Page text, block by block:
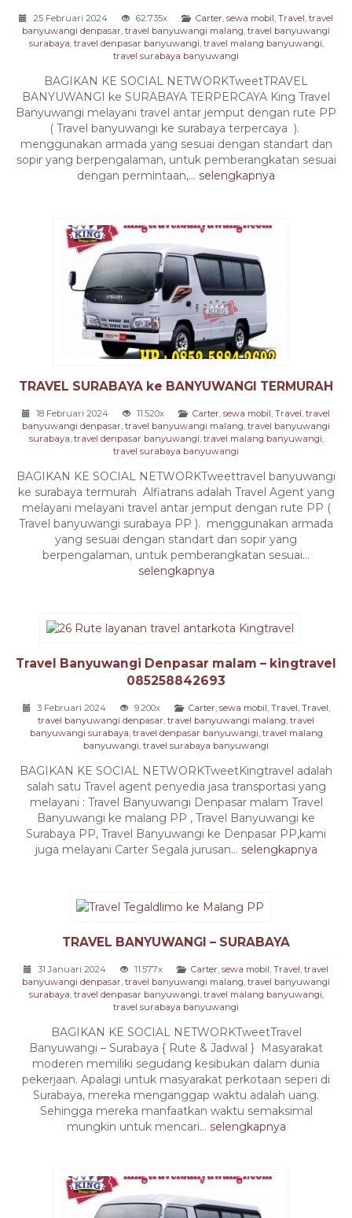
25 Februari 2024 62.735x Carter, sewa mobil, Travel, travel
banyuwangi denpasar, travel banyuwangi malang, travel banyuwangi
surabaya, travel denpasar banyuwangi, travel malang banyuwangi,
travel surabaya banyuwangi
BAGIKAN KE SOCIAL NETWORKTweetTRAVEL
BANYUWANGI ke SURABAYA TERPERCAYA King Travel
Banyuwangi melayani travel antar jemput dengan rute PP
( Travel banyuwangi ke surabaya terpercaya ).
menggunakan armada yang sesuai dengan standart dan
sopir yang berpengalaman, untuk pemberangkatan sesuai
dengan permintaan,... selengkapnya
TRAVEL SURABAYA ke BANYUWANGI TERMURAH
18 Februari 2024 11.520x Carter sewa mobil Travel travel
banyuwangi denpasar travel banyuwangi malang travel banyuwangi
surabaya travel denpasar banyuwangi travel malang banyuwangi
travel surabaya banyuwangi
BAGIKAN KE SOCIAL NETWORKTweettravel banyuwangi
ke surabaya termurah Alfiatrans adalah Travel Agent yang
melayani melayani travel antar jemput dengan rute PP (
Travel banyuwangi surabaya PP ). menggunakan armada
yang sesuai dengan standart dan sopir yang
berpengalaman, untuk pemberangkatan sesuai...
selengkapnya
Travel Banyuwangi Denpasar malam – kingtravel
085258842693
3 Februari 2024 9.200x Carter sewa mobil Travel Travel
travel banyuwangi denpasar travel banyuwangi malang travel
banyuwangi surabaya travel denpasar banyuwangi travel malang
banyuwangi travel surabaya banyuwangi
BAGIKAN KE SOCIAL NETWORKTweetKingtravel adalah
salah satu Travel agent penyedia jasa transportasi yang
melayani : Travel Banyuwangi Denpasar malam Travel
Banyuwangi ke malang PP , Travel Banyuwangi ke
Surabaya PP, Travel Banyuwangi ke Denpasar PP,kami
juga melayani Carter Segala jurusan... selengkapnya
TRAVEL BANYUWANGI – SURABAYA
31 Januari 2024 11.577x Carter sewa mobil Travel travel
banyuwangi denpasar travel banyuwangi malang travel banyuwangi
surabaya travel denpasar banyuwangi travel malang banyuwangi
travel surabaya banyuwangi
BAGIKAN KE SOCIAL NETWORKTweetTravel
Banyuwangi – Surabaya { Rute & Jadwal } Masyarakat
moderen memiliki segudang kesibukan dalam dunia
pekerjaan. Apalagi untuk masyarakat perkotaan seperi di
Surabaya, mereka menganggap waktu adalah uang.
Sehingga mereka manfaatkan waktu semaksimal
mungkin untuk mencari... selengkapnya